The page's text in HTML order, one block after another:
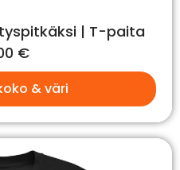
| T-paita
€
& väri